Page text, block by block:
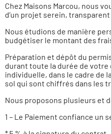
Chez Maisons Marcou, nous
d’un projet serein, transparent
Nous étudions de manière
budgétiser le montant des
Préparation et dépôt du
durant toute la durée de votre
individuelle, dans le cadre de
sol qui sont chiffrés dans les
Nous proposons plusieurs et
1 – Le Paiement confiance un